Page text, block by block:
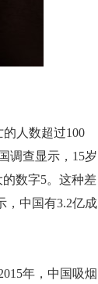
人数超过100
调查显示，15岁
的数字5。这种差
，中国有3.2亿成
年，中国吸烟